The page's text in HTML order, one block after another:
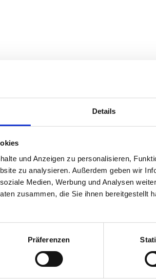
Details
und Anzeigen zu personalisieren,
zu analysieren. Außerdem geben wir
Medien, Werbung und Analysen
zusammen, die Sie ihnen bereitgestellt
Präferenzen